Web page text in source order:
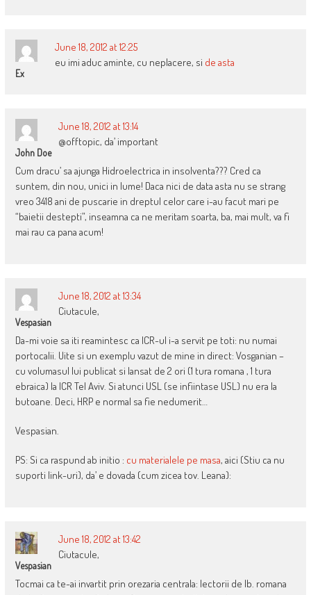
Ex
June 18, 2012 at 12:25
eu imi aduc aminte, cu neplacere, si de asta
John Doe
June 18, 2012 at 13:14
@offtopic, da’ important
Cum dracu’ sa ajunga Hidroelectrica in insolventa??? Cred ca
suntem, din nou, unici in lume! Daca nici de data asta nu se strang
vreo 3418 ani de puscarie in dreptul celor care i-au facut mari pe
“baietii destepti”, inseamna ca ne meritam soarta, ba, mai mult, va fi
mai rau ca pana acum!
Vespasian
June 18, 2012 at 13:34
Ciutacule,
Da-mi voie sa iti reamintesc ca ICR-ul i-a servit pe toti: nu numai
portocalii. Uite si un exemplu vazut de mine in direct: Vosganian –
cu volumasul lui publicat si lansat de 2 ori (1 tura romana , 1 tura
ebraica) la ICR Tel Aviv. Si atunci USL (se infiintase USL) nu era la
butoane. Deci, HRP e normal sa fie nedumerit…
Vespasian.
PS: Si ca raspund ab initio : cu materialele pe masa, aici (Stiu ca nu
suporti link-uri), da’ e dovada (cum zicea tov. Leana):
Vespasian
June 18, 2012 at 13:42
Ciutacule,
Tocmai ca te-ai invartit prin orezaria centrala: lectorii de lb. romana